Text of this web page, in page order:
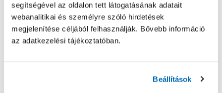
segítségével az oldalon tett látogatásának adatait
webanalitikai és személyre szóló hirdetések
megjelenítése céljából felhasználják. Bővebb információ
az adatkezelési tájékoztatóban.
Beállítások